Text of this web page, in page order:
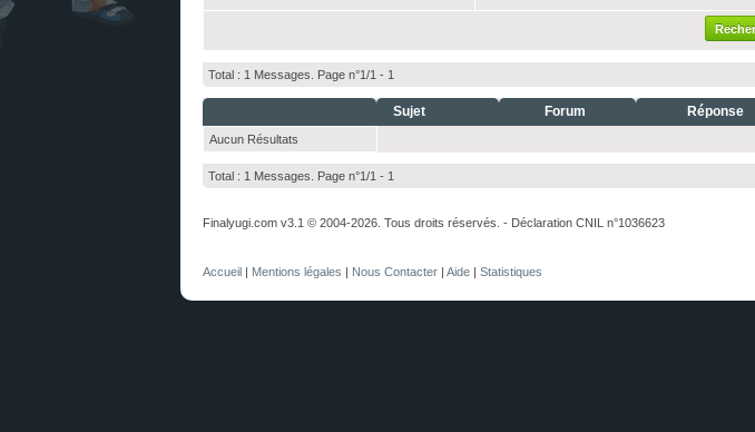
Total : 1 Messages. Page n°1/1 - 1
Sujet Forum Réponse
Aucun Résultats
Total : 1 Messages. Page n°1/1 - 1
Finalyugi.com v3.1 © 2004-2026. Tous droits réservés. - Déclaration CNIL n°1036623
Accueil | Mentions légales | Nous Contacter | Aide | Statistiques